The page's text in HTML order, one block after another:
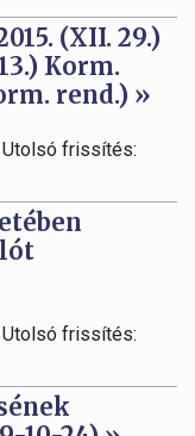
(XII. 29.)
Korm.
rend.) »
Utolsó frissítés:
Utolsó frissítés: